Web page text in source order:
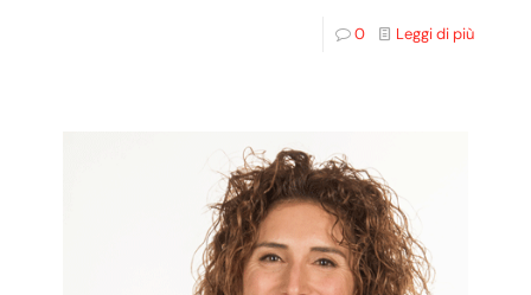
0 Leggi di più